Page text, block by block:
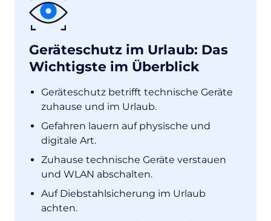
Geräteschutz im Urlaub: Das
Wichtigste im Überblick
Geräteschutz betrifft technische Geräte
zuhause und im Urlaub.
Gefahren lauern auf physische und
digitale Art.
Zuhause technische Geräte verstauen
und WLAN abschalten.
Auf Diebstahlsicherung im Urlaub
achten.